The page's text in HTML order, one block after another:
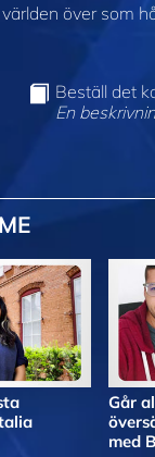
över som
Beställ det
En
Går
med